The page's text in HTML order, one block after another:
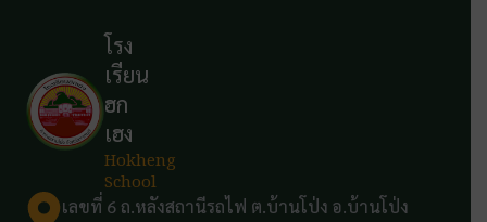
โรง
เรียน
ฮก
เฮง
Hokheng
School
เลขที่ 6 ถ.หลังสถานีรถไฟ ต.บ้านโป่ง อ.บ้านโป่ง